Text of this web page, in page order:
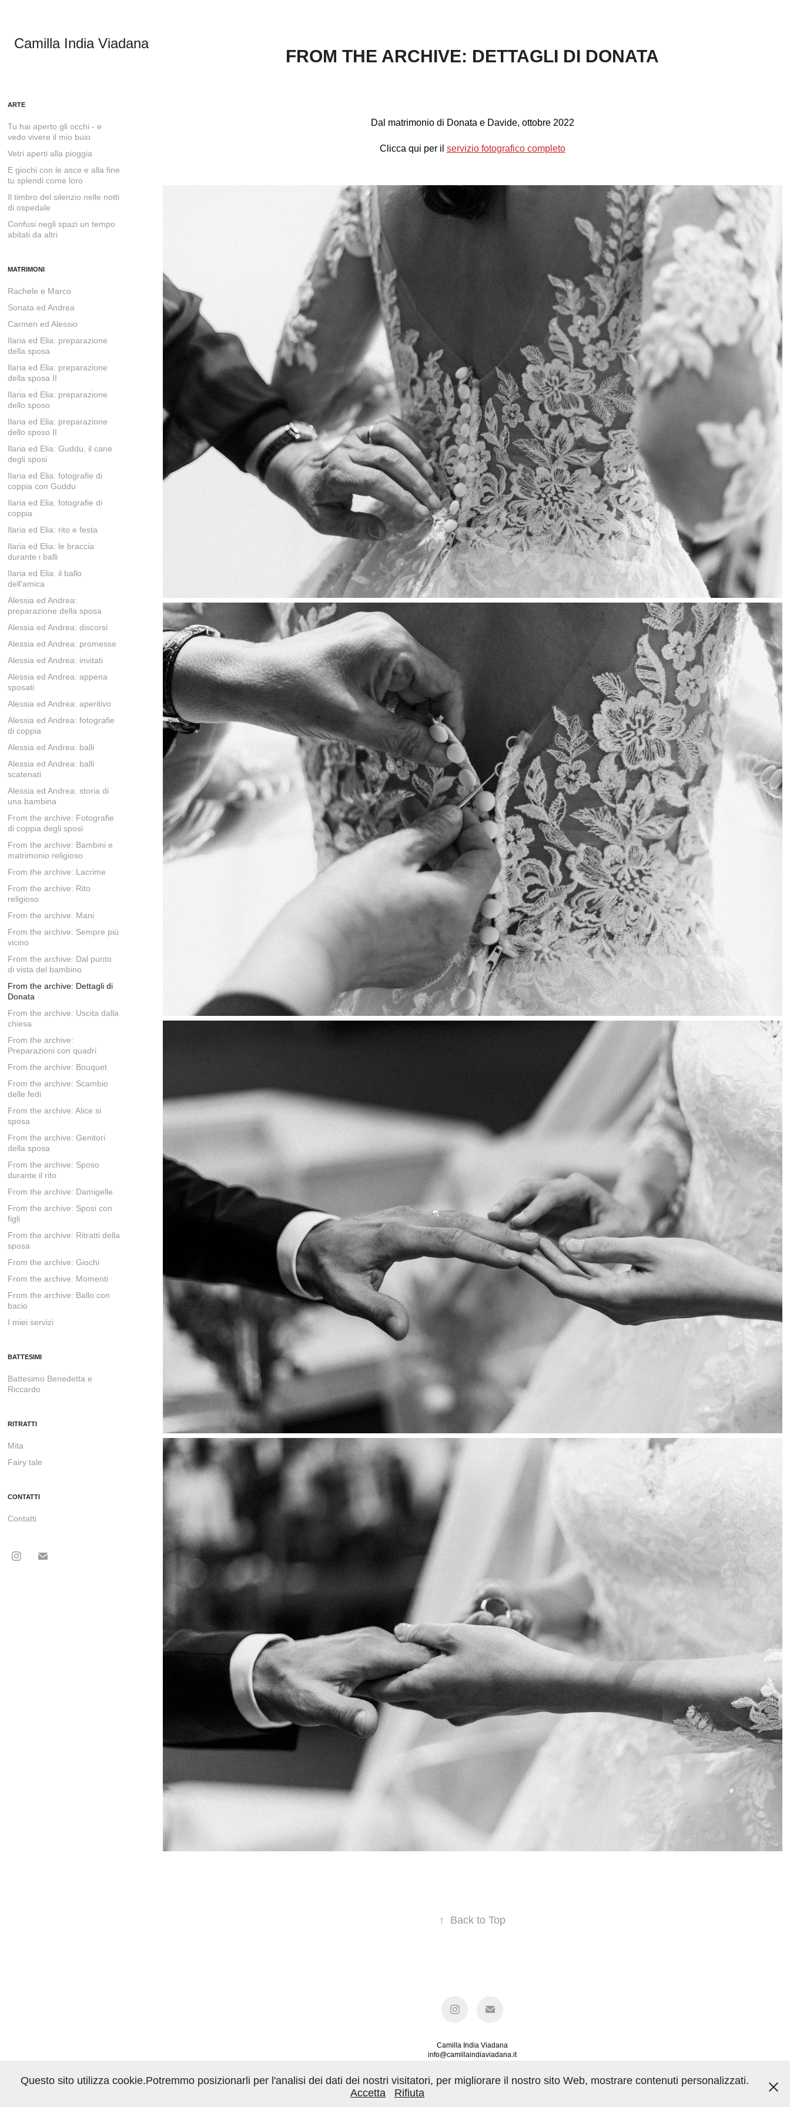
Camilla India Viadana
ARTE
Tu hai aperto gli occhi - e
vedo vivere il mio buio
Vetri aperti alla pioggia
E giochi con le asce e alla fine
tu splendi come loro
Il timbro del silenzio nelle notti
di ospedale
Confusi negli spazi un tempo
abitati da altri
MATRIMONI
Rachele e Marco
Sonata ed Andrea
Carmen ed Alessio
Ilaria ed Elia: preparazione
della sposa
Ilaria ed Elia: preparazione
della sposa II
Ilaria ed Elia: preparazione
dello sposo
Ilaria ed Elia: preparazione
dello sposo II
Ilaria ed Elia: Guddu, il cane
degli sposi
Ilaria ed Elia: fotografie di
coppia con Guddu
Ilaria ed Elia: fotografie di
coppia
Ilaria ed Elia: rito e festa
Ilaria ed Elia: le braccia
durante i balli
Ilaria ed Elia: il ballo
dell'amica
Alessia ed Andrea:
preparazione della sposa
Alessia ed Andrea: discorsi
Alessia ed Andrea: promesse
Alessia ed Andrea: invitati
Alessia ed Andrea: appena
sposati
Alessia ed Andrea: aperitivo
Alessia ed Andrea: fotografie
di coppia
Alessia ed Andrea: balli
Alessia ed Andrea: balli
scatenati
Alessia ed Andrea: storia di
una bambina
From the archive: Fotografie
di coppia degli sposi
From the archive: Bambini e
matrimonio religioso
From the archive: Lacrime
From the archive: Rito
religioso
From the archive: Mani
From the archive: Sempre più
vicino
From the archive: Dal punto
di vista del bambino
From the archive: Dettagli di
Donata
From the archive: Uscita dalla
chiesa
From the archive:
Preparazioni con quadri
From the archive: Bouquet
From the archive: Scambio
delle fedi
From the archive: Alice si
sposa
From the archive: Genitori
della sposa
From the archive: Sposo
durante il rito
From the archive: Damigelle
From the archive: Sposi con
figli
From the archive: Ritratti della
sposa
From the archive: Giochi
From the archive: Momenti
From the archive: Ballo con
bacio
I miei servizi
BATTESIMI
Battesimo Benedetta e
Riccardo
RITRATTI
Mita
Fairy tale
CONTATTI
Contatti
FROM THE ARCHIVE: DETTAGLI DI DONATA
Dal matrimonio di Donata e Davide, ottobre 2022
Clicca qui per il servizio fotografico completo
↑ Back to Top
Camilla India Viadana
info@camillaindiaviadana.it
Questo sito utilizza cookie.Potremmo posizionarli per l'analisi dei dati dei nostri visitatori, per migliorare il nostro sito Web, mostrare contenuti personalizzati.
Accetta
Rifiuta